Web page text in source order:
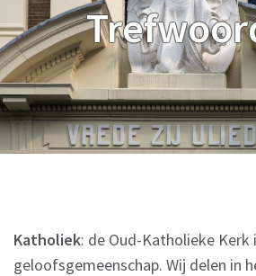
Katholiek: de Oud-Katholieke
geloofsgemeenschap. Wij delen in